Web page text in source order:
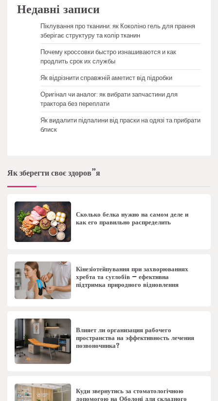
Недавні записи
Піклування про тканини: як Коколіно гель для прання
зберігає структуру та колір тканин
Почему кроссовки быстро изнашиваются и как
продлить срок их службы
Як відрізнити справжній аметист від підробки
Оригінал чи аналог: як вибрати запчастини для
трактора без переплати
Як видалити підпалини від праски на одязі та прибрати
блиск
Як зберегти своє здоров”я
Сколько белка нужно на самом деле и
как его правильно распределить
Кінезіотейпування при захворюваннях
хребта та суглобів – ефективна
підтримка природного відновлення
Влияет ли организация рабочего
пространства на эффективность лечения
позвоночника?
Куди звернутись за стоматологічною